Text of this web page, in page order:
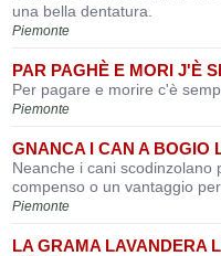
una bella dentatura.
Piemonte
PAR PAGHÈ E MORI J'È
Per pagare e morire c'è
Piemonte
GNANCA I CAN A BOGIO
Neanche i cani scodinzolano
compenso o un vantaggio
Piemonte
LA GRAMA LAVANDERA